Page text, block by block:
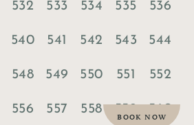
BOOK NOW
532 533 534 535 536
540 541 542 543 544
548 549 550 551 552
556 557 558